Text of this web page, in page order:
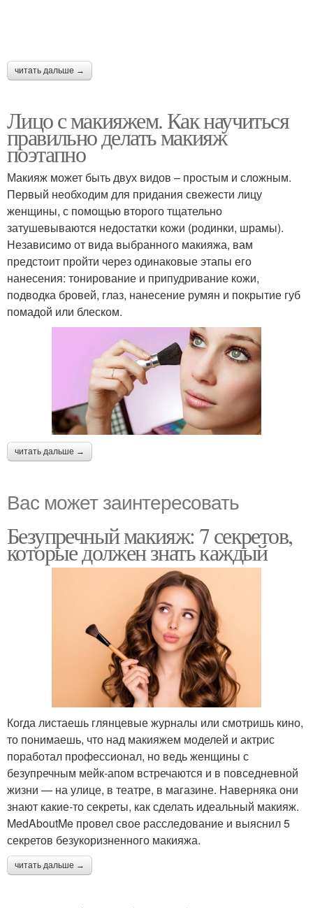
читать дальше →
Лицо с макияжем. Как научиться
правильно делать макияж
поэтапно
Макияж может быть двух видов – простым и сложным.
Первый необходим для придания свежести лицу
женщины, с помощью второго тщательно
затушевываются недостатки кожи (родинки, шрамы).
Независимо от вида выбранного макияжа, вам
предстоит пройти через одинаковые этапы его
нанесения: тонирование и припудривание кожи,
подводка бровей, глаз, нанесение румян и покрытие губ
помадой или блеском.
читать дальше →
Вас может заинтересовать
Безупречный макияж: 7 секретов,
которые должен знать каждый
Когда листаешь глянцевые журналы или смотришь кино,
то понимаешь, что над макияжем моделей и актрис
поработал профессионал, но ведь женщины с
безупречным мейк-апом встречаются и в повседневной
жизни — на улице, в театре, в магазине. Наверняка они
знают какие-то секреты, как сделать идеальный макияж.
MedAboutMe провел свое расследование и выяснил 5
секретов безукоризненного макияжа.
читать дальше →